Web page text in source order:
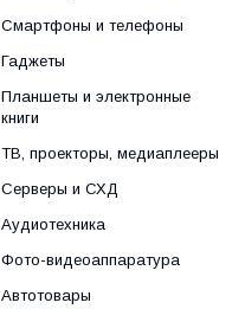
Смартфоны и телефоны
Гаджеты
Планшеты и электронные
книги
ТВ, проекторы, медиаплееры
Серверы и СХД
Аудиотехника
Фото-видеоаппаратура
Автотовары